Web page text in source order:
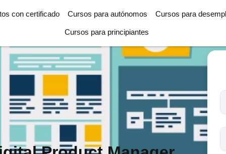
con certificado Cursos para autónomos Cursos para
Cursos para principiantes